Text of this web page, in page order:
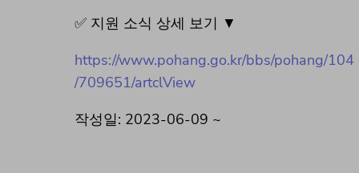
✅ 지원 소식 상세 보기 ▼
https://www.pohang.go.kr/bbs/pohang/104
/709651/artclView
작성일: 2023-06-09 ~